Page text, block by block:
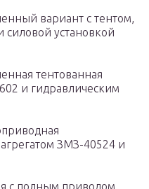
вариант с тентом,
силовой установкой
тентованная
и гидравлическим
ЗМЗ-40524 и
с полным приводом,